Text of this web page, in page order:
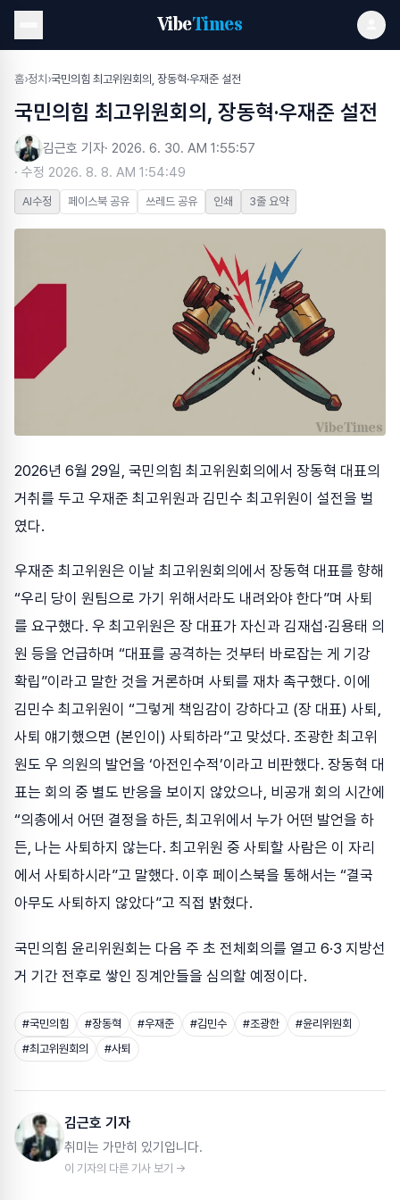
VibeTimes
홈›정치 ›국민의힘 최고위원회의, 장동혁·우재준 설전
국민의힘 최고위원회의, 장동혁·우재준 설전
김근호 기자· 2026. 6. 30. AM 1:55:57
· 수정 2026. 8. 8. AM 1:54:49
AI수정 페이스북 공유 쓰레드 공유 인쇄 3줄 요약
2026년 6월 29일, 국민의힘 최고위원회의에서 장동혁 대표의
거취를 두고 우재준 최고위원과 김민수 최고위원이 설전을 벌
였다.
우재준 최고위원은 이날 최고위원회의에서 장동혁 대표를 향해
“우리 당이 원팀으로 가기 위해서라도 내려와야 한다”며 사퇴
를 요구했다. 우 최고위원은 장 대표가 자신과 김재섭·김용태 의
원 등을 언급하며 “대표를 공격하는 것부터 바로잡는 게 기강
확립”이라고 말한 것을 거론하며 사퇴를 재차 촉구했다. 이에
김민수 최고위원이 “그렇게 책임감이 강하다고 (장 대표) 사퇴,
사퇴 얘기했으면 (본인이) 사퇴하라”고 맞섰다. 조광한 최고위
원도 우 의원의 발언을 ‘아전인수적’이라고 비판했다. 장동혁 대
표는 회의 중 별도 반응을 보이지 않았으나, 비공개 회의 시간에
“의총에서 어떤 결정을 하든, 최고위에서 누가 어떤 발언을 하
든, 나는 사퇴하지 않는다. 최고위원 중 사퇴할 사람은 이 자리
에서 사퇴하시라”고 말했다. 이후 페이스북을 통해서는 “결국
아무도 사퇴하지 않았다”고 직접 밝혔다.
국민의힘 윤리위원회는 다음 주 초 전체회의를 열고 6·3 지방선
거 기간 전후로 쌓인 징계안들을 심의할 예정이다.
#국민의힘 #장동혁 #우재준 #김민수 #조광한 #윤리위원회
#최고위원회의 #사퇴
김근호 기자
취미는 가만히 있기입니다.
이 기자의 다른 기사 보기 →